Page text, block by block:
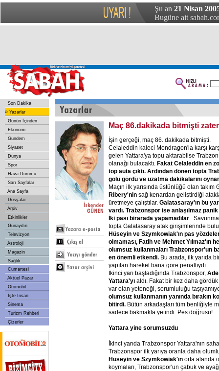
Şu an 21 Nisan
Bugüne ait
Son Dakika
» Yazarlar
Günün İçinden
Ekonomi
Gündem
Siyaset
Dünya
Spor
Hava Durumu
Sarı Sayfalar
Ana Sayfa
Dosyalar
Arşiv
Etkinlikler
Günaydın
Televizyon
Astroloji
Magazin
Sağlık
Cumartesi
Aktüel Pazar
Otomobil
İşte İnsan
Sinema
Turizm Rehberi
Çizerler
Maç 86.dakikada bitmişti
İşin gerçeği, maç 86. dakikada bitmişti.
Celaleddin kaleci Mondragon'la karşı
gelen Yattara'ya topu aktarabilse
olanağı bulacaktı. Fakat Celaleddin en
top auta çıktı. Ardından dönen topta
golü gördü ve uzatma dakikalarını
Maçın ilk yarısında üstünlüğü olan takım
Ribery'nin sağ kenardan geliştirdiği
üretmeye çalıştılar. Galatasaray'ın bu
vardı. Trabzonspor ise anlaşılmaz panik
İki pası birarada yapamadılar .
topta Galatasaray atak girişimlerinde
Hüseyin ve Szymkowiak'ın pas
olmaması, Fatih ve Mehmet Yılmaz'ın
olumsuz kullanmaları Trabzonspor'un
en önemli etkendi. Bu arada, ilk yarıda
yapılan hareket bana göre penaltıydı.
İkinci yarı başladığında Trabzonspor,
Yattara'yı aldı. Fakat bir kez daha
var olan yeteneği, sorumluluğu
olumsuz kullanmanın yanında bırakın
bitirdi. Bütün arkadaşları tüm benliğiyle
sadece bakmakla yetindi. Pes doğrusu!
Yattara yine sorumsuzdu
İkinci yarıda Trabzonspor Yattara'nın
Trabzonspor ilk yarıya oranla daha
Hüseyin ve Szymkowiak'ın orta alanda
koymaları, Trabzonspor'un çabuk ve